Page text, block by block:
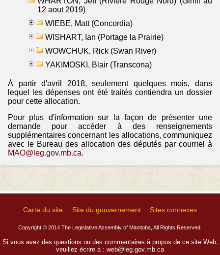
12 aout 2019)
WIEBE, Matt (Concordia)
WISHART, Ian (Portage la Prairie)
WOWCHUK, Rick (Swan River)
YAKIMOSKI, Blair (Transcona)
À partir d'avril 2018, seulement quelques mois, dans
lequel les dépenses ont été traités contiendra un dossier
pour cette allocation.
Pour plus d'information sur la façon de présenter une
demande pour accéder à des renseignements
supplémentaires concernant les allocations, communiquez
avec le Bureau des allocation des députés par courriel à
MAO@leg.gov.mb.ca.
Carte du site Site du gouvernement Sites connexes
Copyright © 2014 The Legislative Assembly of Manitoba, All Rights Reserved.
Si vous avez des questions ou des commentaires à propos de ce site Web,
veuillez écrire à : web@leg.gov.mb.ca